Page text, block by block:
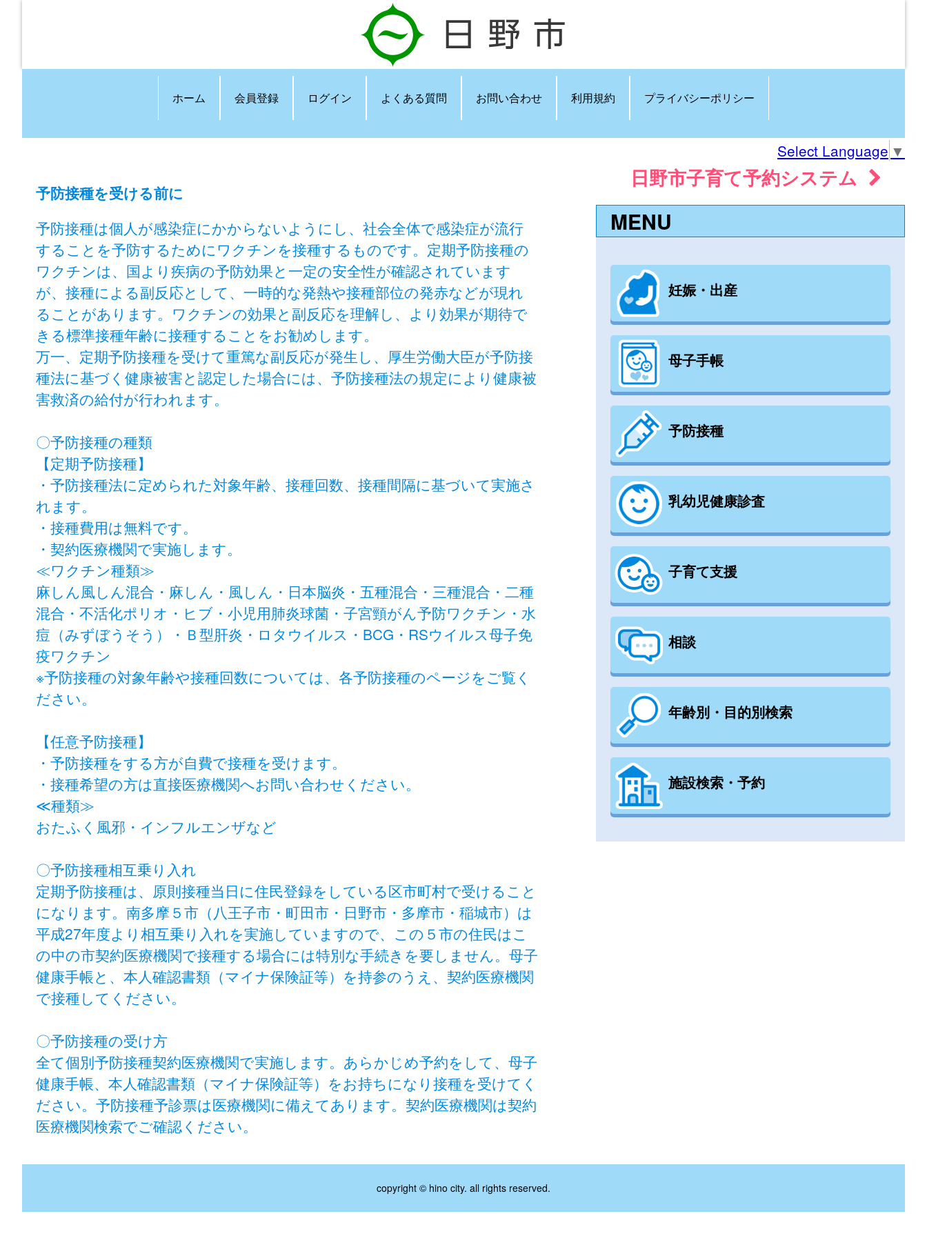
ホーム 会員登録 ログイン よくある質問 お問い合わせ 利用規約 プライバシーポリシー
Select Language ▼
予防接種を受ける前に
予防接種は個人が感染症にかからないようにし、社会全体で感染症が流行
することを予防するためにワクチンを接種するものです。定期予防接種の
ワクチンは、国より疾病の予防効果と一定の安全性が確認されています
が、接種による副反応として、一時的な発熱や接種部位の発赤などが現れ
ることがあります。ワクチンの効果と副反応を理解し、より効果が期待で
きる標準接種年齢に接種することをお勧めします。
万一、定期予防接種を受けて重篤な副反応が発生し、厚生労働大臣が予防接
種法に基づく健康被害と認定した場合には、予防接種法の規定により健康被
害救済の給付が行われます。
〇予防接種の種類
【定期予防接種】
・予防接種法に定められた対象年齢、接種回数、接種間隔に基づいて実施さ
れます。
・接種費用は無料です。
・契約医療機関で実施します。
≪ワクチン種類≫
麻しん風しん混合・麻しん・風しん・日本脳炎・五種混合・三種混合・二種
混合・不活化ポリオ・ヒブ・小児用肺炎球菌・子宮頸がん予防ワクチン・水
痘（みずぼうそう）・Ｂ型肝炎・ロタウイルス・BCG・RSウイルス母子免
疫ワクチン
※予防接種の対象年齢や接種回数については、各予防接種のページをご覧く
ださい。
【任意予防接種】
・予防接種をする方が自費で接種を受けます。
・接種希望の方は直接医療機関へお問い合わせください。
≪種類≫
おたふく風邪・インフルエンザなど
〇予防接種相互乗り入れ
定期予防接種は、原則接種当日に住民登録をしている区市町村で受けること
になります。南多摩５市（八王子市・町田市・日野市・多摩市・稲城市）は
平成27年度より相互乗り入れを実施していますので、この５市の住民はこ
の中の市契約医療機関で接種する場合には特別な手続きを要しません。母子
健康手帳と、本人確認書類（マイナ保険証等）を持参のうえ、契約医療機関
で接種してください。
〇予防接種の受け方
全て個別予防接種契約医療機関で実施します。あらかじめ予約をして、母子
健康手帳、本人確認書類（マイナ保険証等）をお持ちになり接種を受けてく
ださい。予防接種予診票は医療機関に備えてあります。契約医療機関は契約
医療機関検索でご確認ください。
日野市子育て予約システム
MENU
妊娠・出産
母子手帳
予防接種
乳幼児健康診査
子育て支援
相談
年齢別・目的別検索
施設検索・予約
copyright © hino city. all rights reserved.